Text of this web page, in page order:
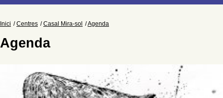
Inici Centres Casal Mira-sol Agenda
Agenda